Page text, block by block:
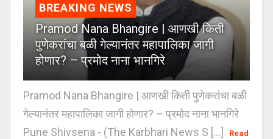
BREAKING NEWS
Pramod Nana Bhangire | आणखी किती
पुणेकरांचा बळी गेल्यानंतर महापालिका जागी
होणार? – प्रमोद नाना भानगिरे
Pramod Nana Bhangire | आणखी किती पुणेकरांचा बळी
गेल्यानंतर महापालिका जागी होणार? – प्रमोद नाना भानगिरे
Pune Shivsena - (The Karbhari News S [...]
Read